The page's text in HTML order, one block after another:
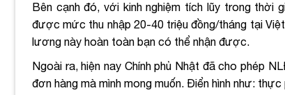
Bên cạnh đó, với kinh nghiệm tích lũy trong
được mức thu nhập 20-40 triệu đồng/tháng tại
lương này hoàn toàn bạn có thể nhận được.
Ngoài ra, hiện nay Chính phủ Nhật đã cho phép
đơn hàng mà mình mong muốn. Điển hình như: